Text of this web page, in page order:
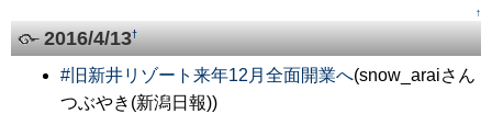
↑
2016/4/13†
# 旧新井リゾート来年12月全面開業へ(snow_araiさん
つぶやき(新潟日報))